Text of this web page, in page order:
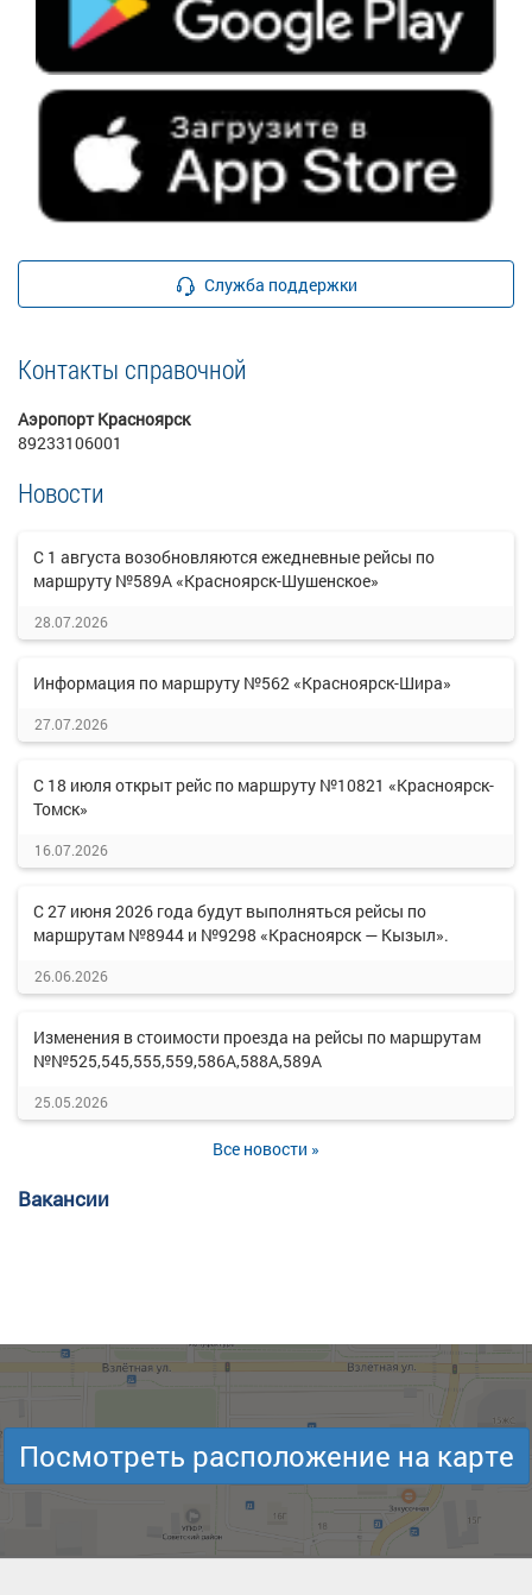
Служба поддержки
Контакты справочной
Аэропорт Красноярск
89233106001
Новости
С 1 августа возобновляются ежедневные рейсы по
маршруту №589А «Красноярск-Шушенское»
28.07.2026
Информация по маршруту №562 «Красноярск-Шира»
27.07.2026
С 18 июля открыт рейс по маршруту №10821 «Красноярск-
Томск»
16.07.2026
С 27 июня 2026 года будут выполняться рейсы по
маршрутам №8944 и №9298 «Красноярск — Кызыл».
26.06.2026
Изменения в стоимости проезда на рейсы по маршрутам
№№525,545,555,559,586А,588А,589А
25.05.2026
Все новости »
Вакансии
Посмотреть расположение на карте